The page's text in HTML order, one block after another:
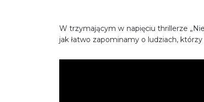
W trzymającym w napięciu thrillerze
jak łatwo zapominamy o ludziach,